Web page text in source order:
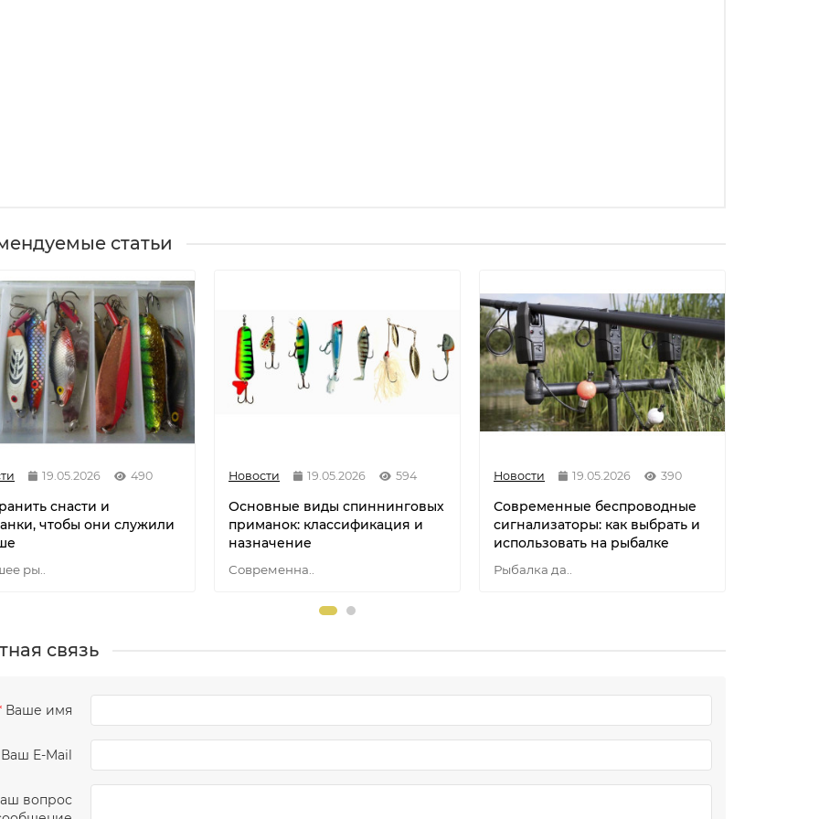
статьи
19.05.2026 490
снасти и
чтобы они служили
ры..
Новости 19.05.2026 594
Основные виды спиннинговых
приманок: классификация и
назначение
Современна..
Новости 19.05.2026 390
Современные беспроводные
сигнализаторы: как выбрать и
использовать на рыбалке
Рыбалка да..
связь
Ваше имя
Ваш E-Mail
вопрос